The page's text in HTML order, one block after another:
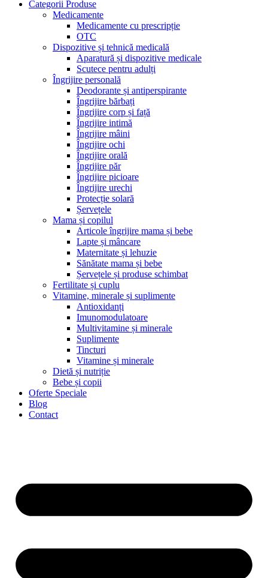
Categorii Produse
Medicamente
Medicamente cu prescripție
OTC
Dispozitive și tehnică medicală
Aparatură și dispozitive medicale
Scutece pentru adulți
Îngrijire personală
Deodorante și antiperspirante
Îngrijire bărbați
Îngrijire corp și față
Îngrijire intimă
Îngrijire mâini
Îngrijire ochi
Îngrijire orală
Îngrijire păr
Îngrijire picioare
Îngrijire urechi
Protecție solară
Șervețele
Mama și copilul
Articole îngrijire mama și bebe
Lapte și mâncare
Maternitate și lehuzie
Sănătate mama și bebe
Șervețele și produse schimbat
Fertilitate și cuplu
Vitamine, minerale și suplimente
Antioxidanți
Imunomodulatoare
Multivitamine și minerale
Suplimente
Tincturi
Vitamine și minerale
Dietă și nutriție
Bebe și copii
Oferte Speciale
Blog
Contact